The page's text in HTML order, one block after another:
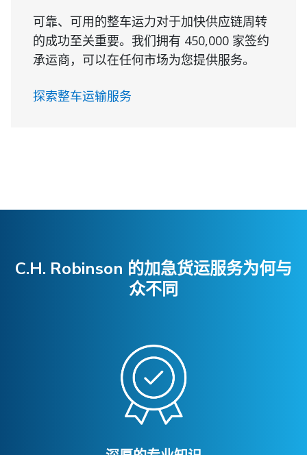
可靠、可用的整车运力对于加快供应链周转
的成功至关重要。我们拥有 450,000 家签约
承运商，可以在任何市场为您提供服务。
探索整车运输服务
C.H. Robinson 的加急货运服务为何与
众不同